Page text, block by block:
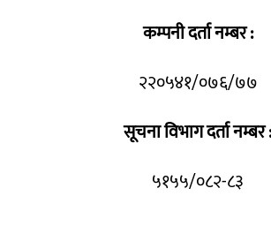
कम्पनी दर्ता नम्बर :
२२०५४१/०७६/७७
सूचना विभाग दर्ता नम्बर :
५१५५/०८२-८३